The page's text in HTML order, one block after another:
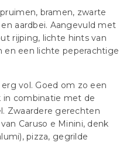
bramen, zwarte
aardbei. Aangevuld met
rijping, lichte hints van
en een lichte peperachtige
vol. Goed om zo een
in combinatie met de
Zwaardere gerechten
Caruso e Minini, denk
pizza, gegrilde